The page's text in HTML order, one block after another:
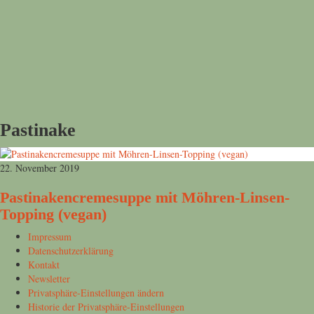
Pastinake
22. November 2019
Pastinakencremesuppe mit Möhren-Linsen-
Topping (vegan)
Impressum
Datenschutzerklärung
Kontakt
Newsletter
Privatsphäre-Einstellungen ändern
Historie der Privatsphäre-Einstellungen